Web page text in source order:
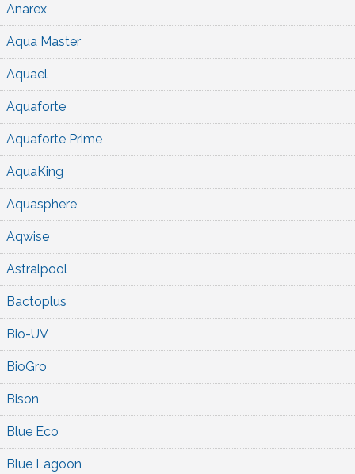
Anarex
Aqua Master
Aquael
Aquaforte
Aquaforte Prime
AquaKing
Aquasphere
Aqwise
Astralpool
Bactoplus
Bio-UV
BioGro
Bison
Blue Eco
Blue Lagoon